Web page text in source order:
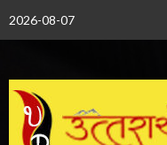
2026-08-07